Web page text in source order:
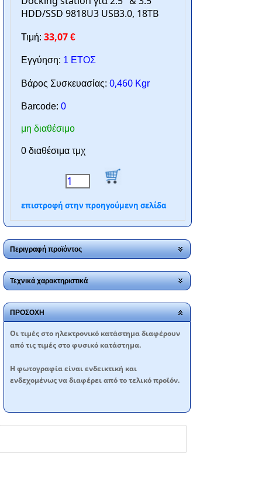
HDD/SSD 9818U3 USB3.0, 18TB
Τιμή: 33,07 €
Εγγύηση: 1 ΕΤΟΣ
Βάρος Συσκευασίας: 0,460 Kgr
Barcode: 0
μη διαθέσιμο
0 διαθέσιμα τμχ
επιστροφή στην προηγούμενη σελίδα
Περιγραφή προϊόντος
Τεχνικά χαρακτηριστικά
ΠΡΟΣΟΧΗ
Oι τιμές στο ηλεκτρονικό κατάστημα διαφέρουν
από τις τιμές στο φυσικό κατάστημα.
Η φωτογραφία είναι ενδεικτική και
ενδεχομένως να διαφέρει από το τελικό προϊόν.